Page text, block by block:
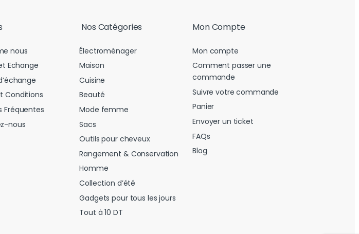
nous
Echange
Conditions
Fréquentes
nous
Nos Catégories
Électroménager
Maison
Cuisine
Beauté
Mode femme
Sacs
Outils pour cheveux
Rangement & Conservation
Homme
Collection d’été
Gadgets pour tous les jours
Tout à 10 DT
Mon Compte
Mon compte
Comment passer une
commande
Suivre votre commande
Panier
Envoyer un ticket
FAQs
Blog